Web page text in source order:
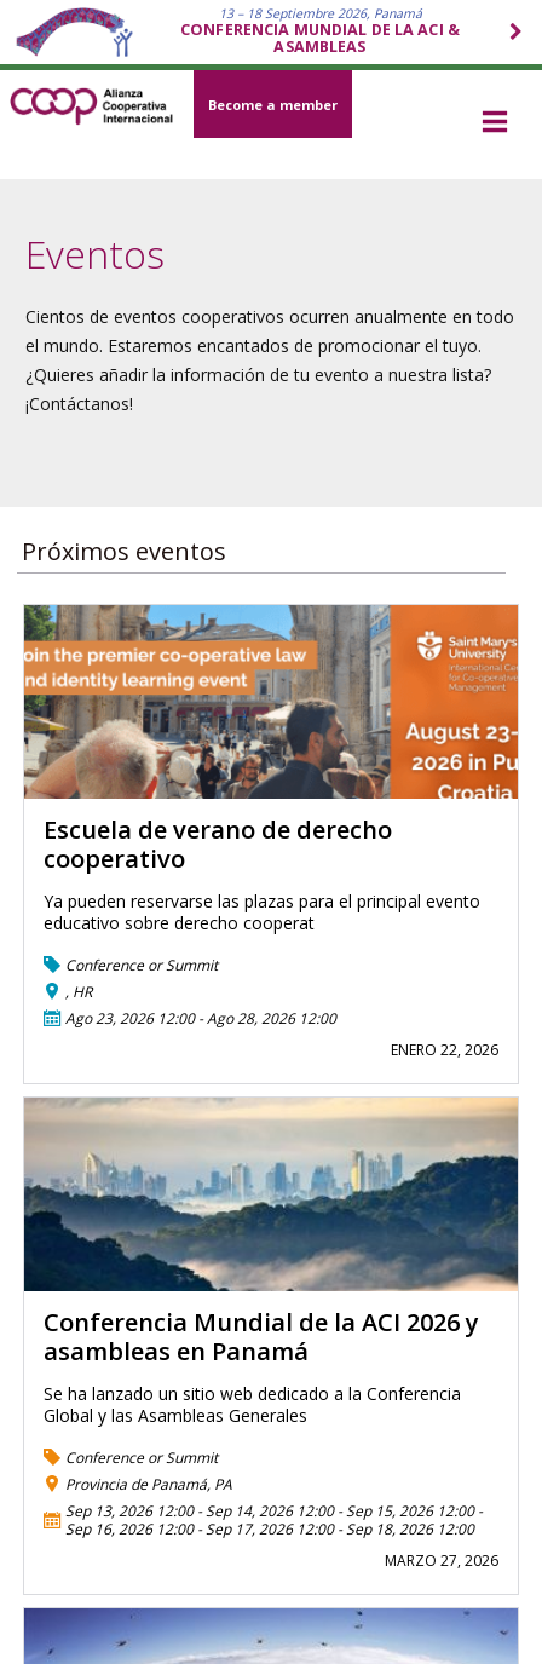
13 – 18 Septiembre 2026, Panamá
CONFERENCIA MUNDIAL DE LA ACI &
ASAMBLEAS
Become a member
Eventos
Cientos de eventos cooperativos ocurren anualmente en todo
el mundo. Estaremos encantados de promocionar el tuyo.
¿Quieres añadir la información de tu evento a nuestra lista?
¡Contáctanos!
Próximos eventos
Escuela de verano de derecho
cooperativo
Ya pueden reservarse las plazas para el principal evento
educativo sobre derecho cooperat
Conference or Summit
, HR
Ago 23, 2026 12:00 -Ago 28, 2026 12:00
ENERO 22, 2026
Conferencia Mundial de la ACI 2026 y
asambleas en Panamá
Se ha lanzado un sitio web dedicado a la Conferencia
Global y las Asambleas Generales
Conference or Summit
Provincia de Panamá, PA
Sep 13, 2026 12:00 -Sep 14, 2026 12:00 -Sep 15, 2026 12:00 -
Sep 16, 2026 12:00 -Sep 17, 2026 12:00 -Sep 18, 2026 12:00
MARZO 27, 2026